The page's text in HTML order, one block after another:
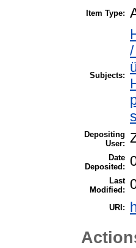
Item Type:
Subjects:
Depositing
User:
Date
Deposited:
Last
Modified:
URI: